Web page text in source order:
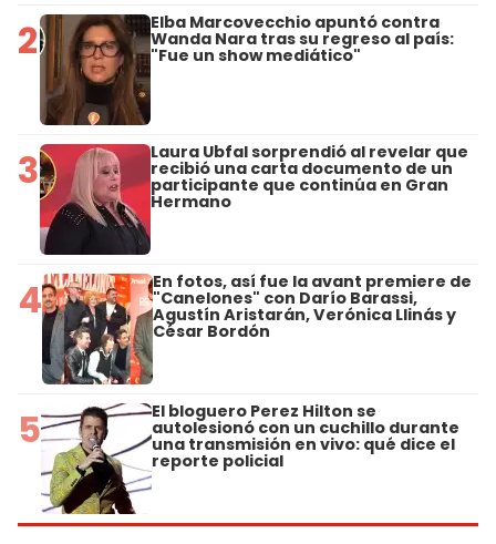
2 Elba Marcovecchio apuntó contra
Wanda Nara tras su regreso al país:
"Fue un show mediático"
3 Laura Ubfal sorprendió al revelar que
recibió una carta documento de un
participante que continúa en Gran
Hermano
4 En fotos, así fue la avant premiere de
"Canelones" con Darío Barassi,
Agustín Aristarán, Verónica Llinás y
César Bordón
5 El bloguero Perez Hilton se
autolesionó con un cuchillo durante
una transmisión en vivo: qué dice el
reporte policial